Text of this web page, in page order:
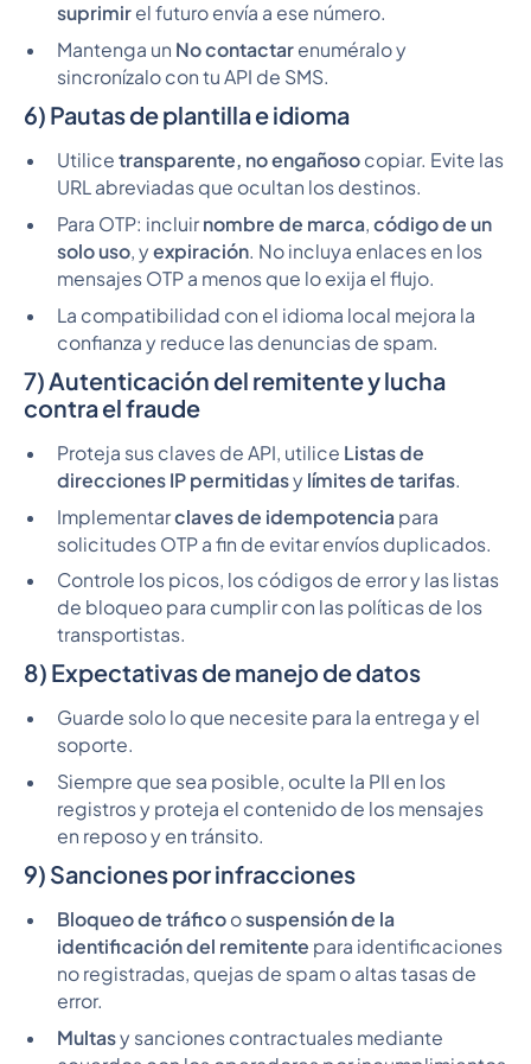
suprimirel futuro envía a ese número.
Mantenga un No contactarenuméralo y
sincronízalo con tu API de SMS.
6) Pautas de plantilla e idioma
Utilice transparente, no engañosocopiar. Evite las
URL abreviadas que ocultan los destinos.
Para OTP: incluir nombre de marca, código de un
solo uso, y expiración. No incluya enlaces en los
mensajes OTP a menos que lo exija el flujo.
La compatibilidad con el idioma local mejora la
confianza y reduce las denuncias de spam.
7) Autenticación del remitente y lucha
contra el fraude
Proteja sus claves de API, utilice Listas de
direcciones IP permitidasy límites de tarifas.
Implementarclaves de idempotencia para
solicitudes OTP a fin de evitar envíos duplicados.
Controle los picos, los códigos de error y las listas
de bloqueo para cumplir con las políticas de los
transportistas.
8) Expectativas de manejo de datos
Guarde solo lo que necesite para la entrega y el
soporte.
Siempre que sea posible, oculte la PII en los
registros y proteja el contenido de los mensajes
en reposo y en tránsito.
9) Sanciones por infracciones
Bloqueo de tráficoosuspensión de la
identificación del remitente para identificaciones
no registradas, quejas de spam o altas tasas de
error.
Multasy sanciones contractuales mediante